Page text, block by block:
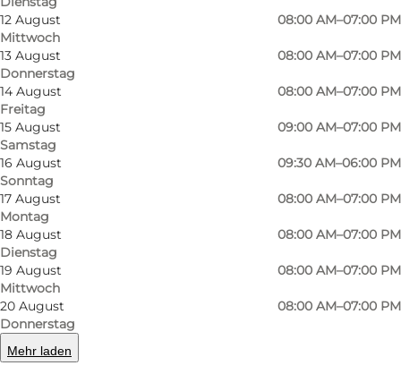
12 August
Mittwoch
08:00 AM–07:00 PM
13 August
Donnerstag
08:00 AM–07:00 PM
14 August
Freitag
08:00 AM–07:00 PM
15 August
Samstag
09:00 AM–07:00 PM
16 August
Sonntag
09:30 AM–06:00 PM
17 August
Montag
08:00 AM–07:00 PM
18 August
Dienstag
08:00 AM–07:00 PM
19 August
Mittwoch
08:00 AM–07:00 PM
20 August
Donnerstag
08:00 AM–07:00 PM
Mehr laden
Sie Einheimischer oder Tourist sind, ein Besuch
bei Starbucks in Odense ist ein Muss für
Kaffeeliebhaber.
Der Starbucks in Odense befindet sich im
belebten Stadtzentrum und ist ein
gemütlicher Ort, um eine Tasse Kaffee zu
genießen. Das Innere des Ladens ist
wunderschön gestaltet und bietet bequeme
Sitzgelegenheiten, so dass es ein perfekter Ort
ist, um Zeit mit Freunden zu verbringen oder
einfach mit einem guten Buch zu entspannen.
Die Speisekarte dieses Starbucks-Standorts
bietet eine Vielzahl von Optionen, von